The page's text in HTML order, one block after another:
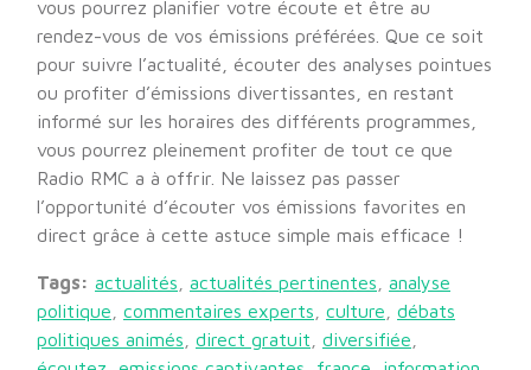
vous pourrez planifier votre écoute et être au
rendez-vous de vos émissions préférées. Que ce soit
pour suivre l’actualité, écouter des analyses pointues
ou profiter d’émissions divertissantes, en restant
informé sur les horaires des différents programmes,
vous pourrez pleinement profiter de tout ce que
Radio RMC a à offrir. Ne laissez pas passer
l’opportunité d’écouter vos émissions favorites en
direct grâce à cette astuce simple mais efficace !
Tags: actualités actualités pertinentes
analyse
politique
commentaires experts culture
débats
politiques animés
direct gratuit diversifiée